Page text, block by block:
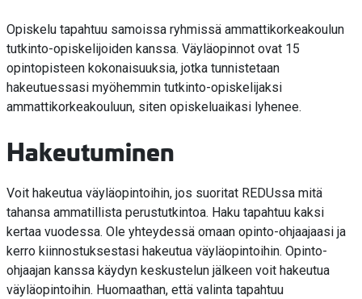
Opiskelu tapahtuu samoissa ryhmissä ammattikorkeakoulun
tutkinto-opiskelijoiden kanssa. Väyläopinnot ovat 15
opintopisteen kokonaisuuksia, jotka tunnistetaan
hakeutuessasi myöhemmin tutkinto-opiskelijaksi
ammattikorkeakouluun, siten opiskeluaikasi lyhenee.
Hakeutuminen
Voit hakeutua väyläopintoihin, jos suoritat REDUssa mitä
tahansa ammatillista perustutkintoa. Haku tapahtuu kaksi
kertaa vuodessa. Ole yhteydessä omaan opinto-ohjaajaasi ja
kerro kiinnostuksestasi hakeutua väyläopintoihin. Opinto-
ohjaajan kanssa käydyn keskustelun jälkeen voit hakeutua
väyläopintoihin. Huomaathan, että valinta tapahtuu